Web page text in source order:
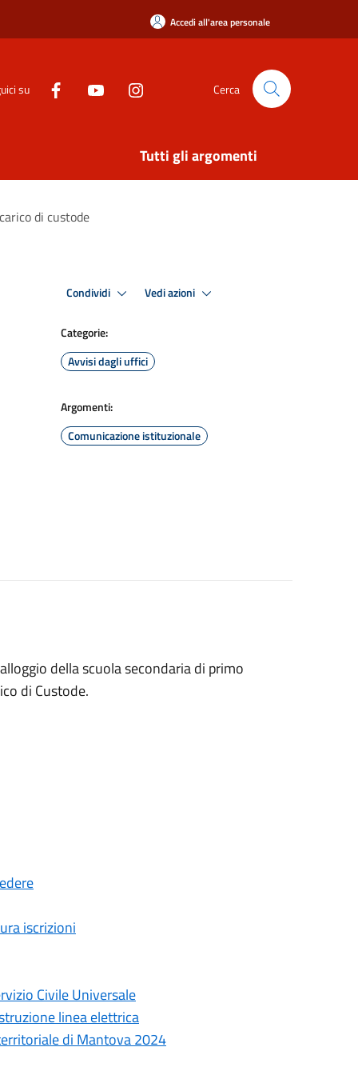
Accedi all'area personale
su Cerca
Tutti gli argomenti
di custode
Condividi Vedi azioni
Categorie:
Avvisi dagli uffici
Argomenti:
Comunicazione istituzionale
della scuola secondaria di primo
di Custode.
iscrizioni
Civile Universale
linea elettrica
di Mantova 2024